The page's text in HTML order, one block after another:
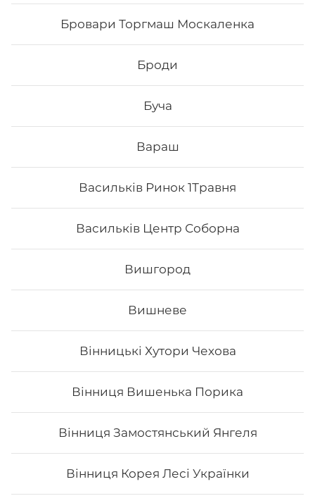
Бровари Торгмаш Москаленка
Броди
Буча
Вараш
Васильків Ринок 1Травня
Васильків Центр Соборна
Вишгород
Вишневе
Вінницькі Хутори Чехова
Вінниця Вишенька Порика
Вінниця Замостянський Янгеля
Вінниця Корея Лесі Українки
Сет «Хокі»
Філадельфія з авокадо Філадельфія з тунцем 0,5
Чіз сет
Вага: 960 г Склад: макі філа, філадельфія класік з
₴